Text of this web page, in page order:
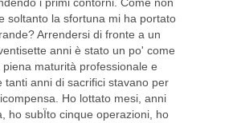
i primi contorni. Come non
soltanto la sfortuna mi ha portato
Arrendersi di fronte a un
anni è stato un po' come
maturità professionale e
tanti anni di sacrifici stavano per
Ho lottato mesi, anni
ho subÏto cinque operazioni, ho